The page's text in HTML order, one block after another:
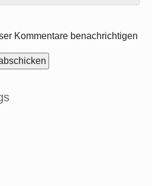
Kommentare benachrichtigen